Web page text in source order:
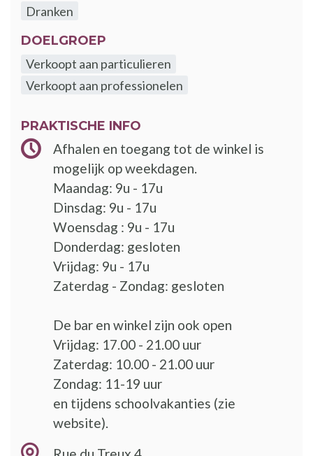
Dranken
DOELGROEP
Verkoopt aan particulieren
Verkoopt aan professionelen
PRAKTISCHE INFO
Afhalen en toegang tot de winkel is
mogelijk op weekdagen.
Maandag: 9u - 17u
Dinsdag: 9u - 17u
Woensdag : 9u - 17u
Donderdag: gesloten
Vrijdag: 9u - 17u
Zaterdag - Zondag: gesloten
De bar en winkel zijn ook open
Vrijdag: 17.00 - 21.00 uur
Zaterdag: 10.00 - 21.00 uur
Zondag: 11-19 uur
en tijdens schoolvakanties (zie
website).